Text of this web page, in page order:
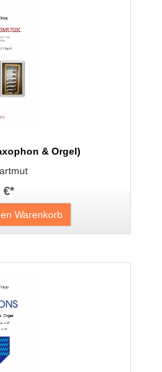
& Orgel)
€*
Warenkorb